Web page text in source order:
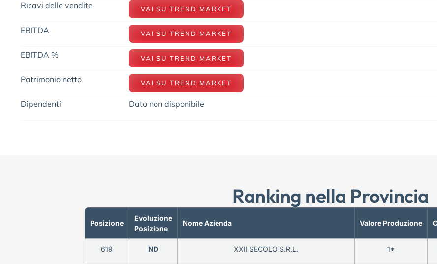
Ricavi delle vendite VAI SU TREND MARKET
EBITDA VAI SU TREND MARKET
EBITDA % VAI SU TREND MARKET
Patrimonio netto VAI SU TREND MARKET
Dipendenti Dato non disponibile
Ranking nella Provincia
Posizione
Evoluzione
Posizione
Nome Azienda Valore Produzione
619 ND XXII SECOLO S.R.L. 1*